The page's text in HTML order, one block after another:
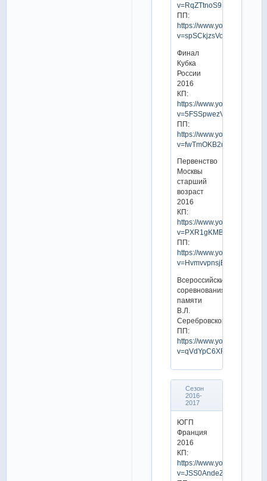
v=RqZTtnoS918
ПП:
https://www.youtube.com/
v=spSCkjzsVog
Финал
Кубка
России
2016
КП:
https://www.youtube.com/
v=5FSSpwezVXc
ПП:
https://www.youtube.com/
v=fwTmOKB2m7s
Первенство
Москвы
старший
возраст
2016
КП:
https://www.youtube.com/
v=PXR1gKMBsOg
ПП:
https://www.youtube.com/
v=HvmvvpnsjEU
Всероссийские
соревнования
памяти
В.Л.
Серебровского
ПП:
https://www.youtube.com/
v=qVdYpC6XFqs
Сезон
2016-
2017
ЮГП
Франция
2016
КП:
https://www.youtube.com/
v=JSS0AndeZF0